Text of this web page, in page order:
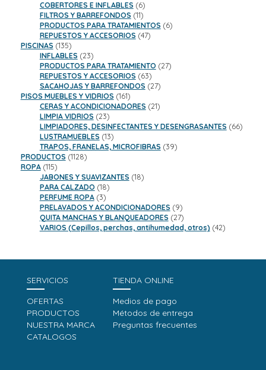
productos
COBERTORES E INFLABLES 66
productos
FILTROS Y BARREFONDOS 1111
productos
PRODUCTOS PARA TRATAMIENTOS 66
REPUESTOS Y ACCESORIOS 4747
PISCINAS 135135
productos
INFLABLES 2323
productos
PRODUCTOS PARA TRATAMIENTO 2727
REPUESTOS Y ACCESORIOS 6363
productos
SACAHOJAS Y BARREFONDOS 2727
PISOS MUEBLES Y VIDRIOS 161161
productos
CERAS Y ACONDICIONADORES 2121
LIMPIA VIDRIOS 2323
productos
LIMPIADORES, DESINFECTANTES Y DESENGRASANTES 6666
LUSTRAMUEBLES 1313
productos
TRAPOS, FRANELAS, MICROFIBRAS 3939
PRODUCTOS 11281128
ROPA 115115
productos
JABONES Y SUAVIZANTES 1818
PARA CALZADO 1818
PERFUME ROPA 33
productos
PRELAVADOS Y ACONDICIONADORES 99
productos
QUITA MANCHAS Y BLANQUEADORES 2727
productos
VARIOS (Cepillos, perchas, antihumedad, otros) 4242
SERVICIOS
OFERTAS
PRODUCTOS
NUESTRA MARCA
CATALOGOS
TIENDA ONLINE
Medios de pago
Métodos de entrega
Preguntas frecuentes